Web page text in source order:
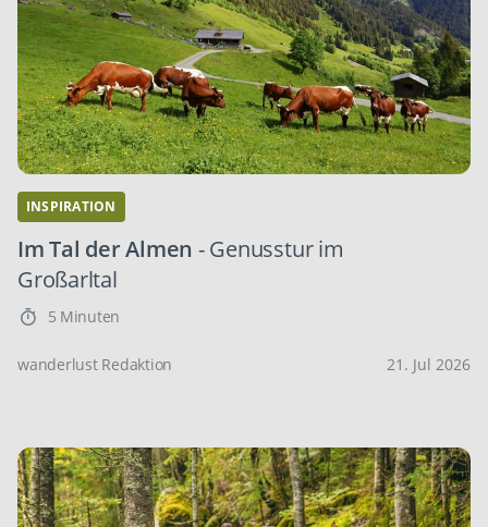
INSPIRATION
Im Tal der Almen - Genusstur im
Großarltal
5 Minuten
wanderlust Redaktion 21. Jul 2026